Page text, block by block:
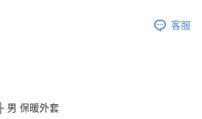
客服
├ 男 保暖外套